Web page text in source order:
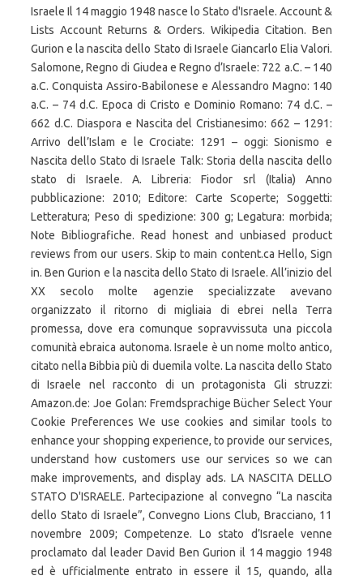
Israele Il 14 maggio 1948 nasce lo Stato d'Israele. Account &
Lists Account Returns & Orders. Wikipedia Citation. Ben
Gurion e la nascita dello Stato di Israele Giancarlo Elia Valori.
Salomone, Regno di Giudea e Regno d’Israele: 722 a.C. – 140
a.C. Conquista Assiro-Babilonese e Alessandro Magno: 140
a.C. – 74 d.C. Epoca di Cristo e Dominio Romano: 74 d.C. –
662 d.C. Diaspora e Nascita del Cristianesimo: 662 – 1291:
Arrivo dell’Islam e le Crociate: 1291 – oggi: Sionismo e
Nascita dello Stato di Israele Talk: Storia della nascita dello
stato di Israele. A. Libreria: Fiodor srl (Italia) Anno
pubblicazione: 2010; Editore: Carte Scoperte; Soggetti:
Letteratura; Peso di spedizione: 300 g; Legatura: morbida;
Note Bibliografiche. Read honest and unbiased product
reviews from our users. Skip to main content.ca Hello, Sign
in. Ben Gurion e la nascita dello Stato di Israele. All’inizio del
XX secolo molte agenzie specializzate avevano
organizzato il ritorno di migliaia di ebrei nella Terra
promessa, dove era comunque sopravvissuta una piccola
comunità ebraica autonoma. Israele è un nome molto antico,
citato nella Bibbia più di duemila volte. La nascita dello Stato
di Israele nel racconto di un protagonista Gli struzzi:
Amazon.de: Joe Golan: Fremdsprachige Bücher Select Your
Cookie Preferences We use cookies and similar tools to
enhance your shopping experience, to provide our services,
understand how customers use our services so we can
make improvements, and display ads. LA NASCITA DELLO
STATO D'ISRAELE. Partecipazione al convegno “La nascita
dello Stato di Israele”, Convegno Lions Club, Bracciano, 11
novembre 2009; Competenze. Lo stato d’Israele venne
proclamato dal leader David Ben Gurion il 14 maggio 1948
ed è ufficialmente entrato in essere il 15, quando, alla